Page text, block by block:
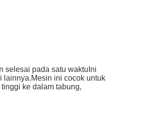
selesai pada satu waktuIni
lainnya.Mesin ini cocok untuk
ke dalam tabung,